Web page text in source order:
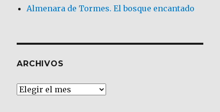
Almenara de Tormes. El bosque encantado
ARCHIVOS
Archivos